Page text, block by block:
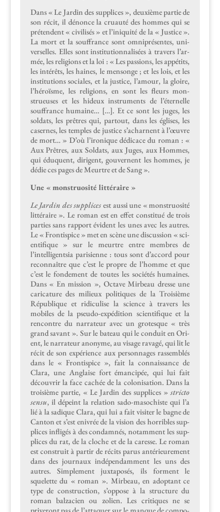
Dans « Le Jardin des sup­plices », deux­ième par­tie de
son réc­it, il dénonce la cru­auté des hommes qui se
pré­ten­dent « civil­isés » et l’iniquité de la « Jus­tice ».
La mort et la souf­france sont omniprésentes, uni­
verselles. Elles sont insti­tu­tion­nal­isées à tra­vers l’ar­
mée, les reli­gions et la loi : « Les pas­sions, les appétits,
les intérêts, les haines, le men­songe ; et les lois, et les
insti­tu­tions sociales, et la jus­tice, l’amour, la gloire,
l’héroïsme, les reli­gions, en sont les fleurs mon­
strueuses et les hideux instru­ments de l’éter­nelle
souf­france humaine… […]. Et ce sont les juges, les
sol­dats, les prêtres qui, partout, dans les églis­es, les
casernes, les tem­ples de jus­tice s’achar­nent à l’œu­vre
de mort… » D’où l’ironique dédi­cace du roman : «
Aux Prêtres, aux Sol­dats, aux Juges, aux Hommes,
qui éduquent, diri­gent, gou­ver­nent les hommes, je
dédie ces pages de Meurtre et de Sang ».
Une « mon­stru­osité littéraire »
Le Jardin des sup­plicesest aus­si une « mon­stru­osité
lit­téraire ». Le roman est en effet con­sti­tué de trois
par­ties sans rap­port évi­dent les unes avec les autres.
Le « Fron­tispice » met en scène une dis­cus­sion « sci­
en­tifique » sur le meurtre entre mem­bres de
l’intelligentsia parisi­enne : tous sont d’accord pour
recon­naître que c’est le pro­pre de l’homme et que
c’est le fonde­ment de toutes les sociétés humaines.
Dans « En mis­sion », Octave Mir­beau dresse une
car­i­ca­ture des milieux poli­tiques de la Troisième
République et ridi­culise la sci­ence à tra­vers les
mobiles de la pseu­do-expédi­tion sci­en­tifique et la
ren­con­tre du nar­ra­teur avec un grotesque « très
grand savant ». Sur le bateau qui le con­duit en Ori­
ent, le nar­ra­teur anonyme, au vis­age rav­agé, qui lit le
réc­it de son expéri­ence aux per­son­nages rassem­blés
dans le « Fron­tispice », fait la con­nais­sance de
Clara, une Anglaise fort éman­cipée, qui lui fait
décou­vrir la face cachée de la coloni­sa­tion. Dans la
troisième par­tie, « Le Jardin des sup­plices »stric­to
sen­su, il dépeint la rela­tion sado-masochiste qui l’a
lié à la sadique Clara, qui lui a fait vis­iter le bagne de
Can­ton et s’est enivrée de la vision des hor­ri­bles sup­
plices infligés à des con­damnés, notam­ment les sup­
plices du rat, de la cloche et de la caresse. Le roman
est con­stru­it à par­tir de réc­its parus antérieure­ment
dans des jour­naux indépen­dam­ment les uns des
autres. Sim­ple­ment jux­ta­posés, ils for­ment le
squelette du « roman ». Mir­beau, en adop­tant ce
type de con­struc­tion, s’oppose à la struc­ture du
roman balza­cien ou zolien. Les cri­tiques ne se